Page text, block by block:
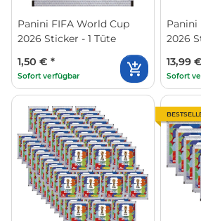
Panini FIFA World Cup
2026 Sticker - 1 Tüte
1,50 € *
Sofort verfügbar
Panini
2026
13,99 €
Sofort